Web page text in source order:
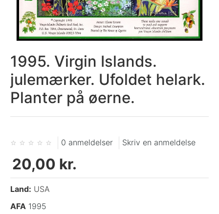
1995. Virgin Islands.
julemærker. Ufoldet helark.
Planter på øerne.
0 anmeldelser Skriv en anmeldelse
20,00 kr.
Land: USA
AFA 1995